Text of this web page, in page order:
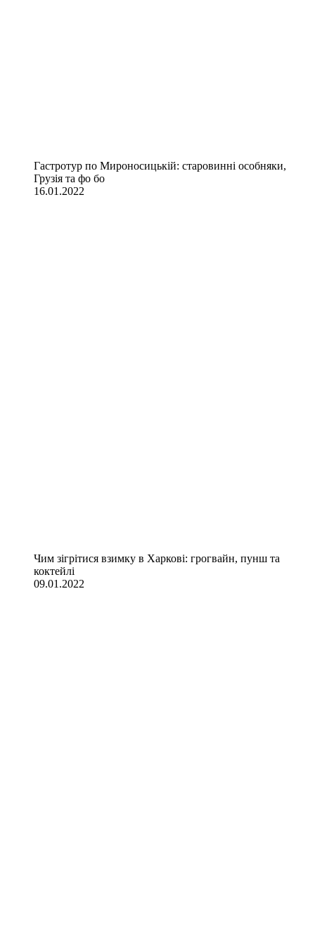
Гастротур по Мироносицькій: старовинні особняки,
Грузія та фо бо
16.01.2022
Чим зігрітися взимку в Харкові: грогвайн, пунш та
коктейлі
09.01.2022